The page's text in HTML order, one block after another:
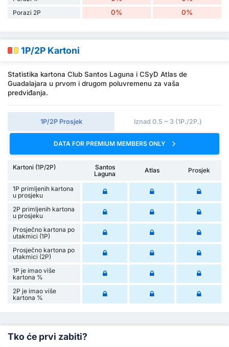
Porazi 2P 0% 0%
1P/2P Kartoni
Statistika kartona Club Santos Laguna i CSyD Atlas de
Guadalajara u prvom i drugom poluvremenu za vaša
predviđanja.
1P/2P Prosjek Iznad 0.5 ~ 3 (1P./2P.)
DATA FOR PREMIUM MEMBERS ONLY
Kartoni (1P/2P)
Santos
Laguna
Atlas Prosjek
1P primljenih kartona
u prosjeku
2P primljenih kartona
u prosjeku
Prosječno kartona po
utakmici (1P)
Prosječno kartona po
utakmici (2P)
1P je imao više
kartona %
2P je imao više
kartona %
Tko će prvi zabiti?